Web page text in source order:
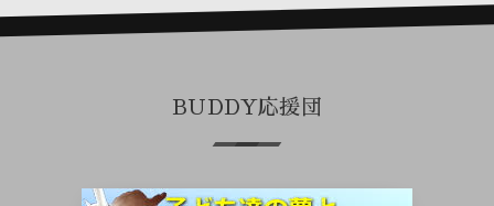
BUDDY応援団